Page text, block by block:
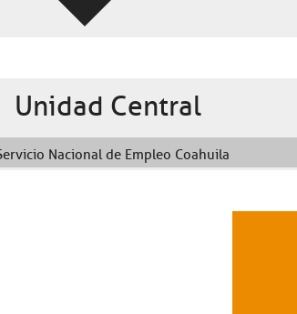
Unidad Central
Nacional de Empleo Coahuila